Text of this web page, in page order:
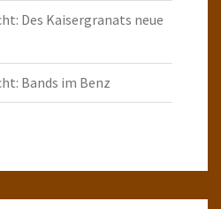
Des Kaisergranats neue
Bands im Benz